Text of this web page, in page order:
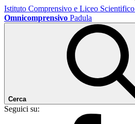
Istituto Comprensivo e Liceo Scientifico
Omnicomprensivo Padula
Cerca
Seguici su: